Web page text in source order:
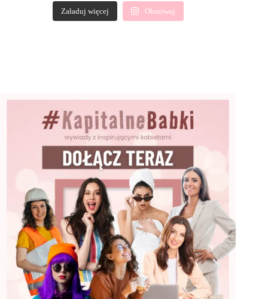
Załaduj więcej Obserwuj